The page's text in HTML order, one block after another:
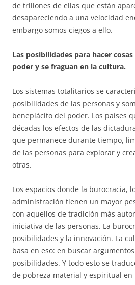
de trillones de ellas que están
desapareciendo a una velocidad
embargo somos ciegos a ello.
Las posibilidades para hacer
poder y se fraguan en la cultura.
Los sistemas totalitarios se
posibilidades de las personas y
beneplácito del poder. Los países
décadas los efectos de las
que permanece durante tiempo,
de las personas para explorar y
otras.
Los espacios donde la burocracia,
administración tienen un mayor
con aquellos de tradición más
iniciativa de las personas. La
posibilidades y la innovación. La
basa en eso: en buscar
posibilidades. Y todo esto se
de pobreza material y espiritual en